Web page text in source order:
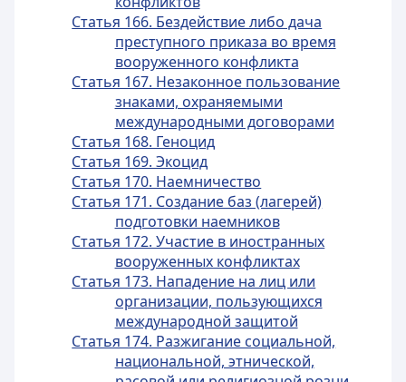
Статья 166. Бездействие либо дача
преступного приказа во время
вооруженного конфликта
Статья 167. Незаконное пользование
знаками, охраняемыми
международными договорами
Статья 168. Геноцид
Статья 169. Экоцид
Статья 170. Наемничество
Статья 171. Создание баз (лагерей)
подготовки наемников
Статья 172. Участие в иностранных
вооруженных конфликтах
Статья 173. Нападение на лиц или
организации, пользующихся
международной защитой
Статья 174. Разжигание социальной,
национальной, этнической,